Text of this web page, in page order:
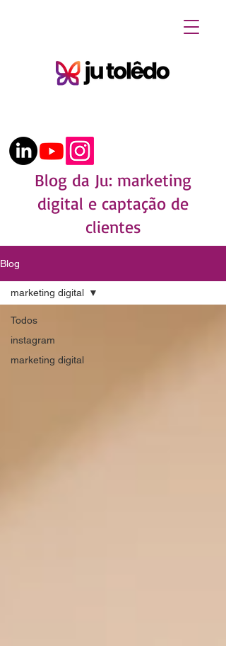
Blog da Ju: marketing
digital e captação de
clientes
Blog
Todos
instagram
marketing digital
marketing digital